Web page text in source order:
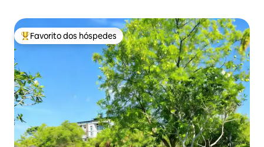
Favoritos dos hóspedes mais apreciados
Favorito dos hóspedes